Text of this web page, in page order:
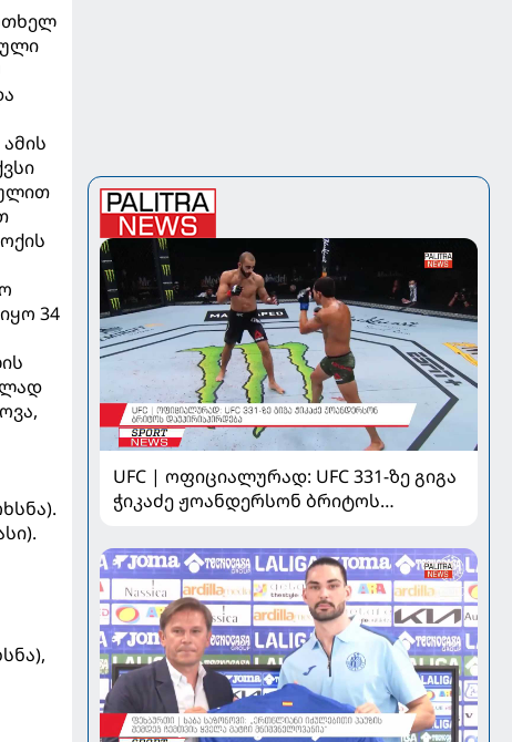
34
UFC | ოფიციალურად: UFC 331-ზე გიგა
ჭიკაძე ჟოანდერსონ ბრიტოს